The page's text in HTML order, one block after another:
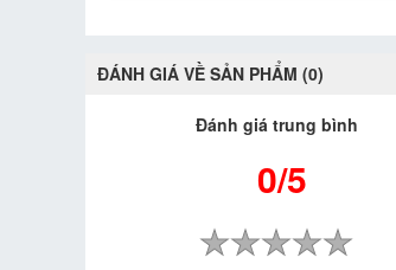
ĐÁNH GIÁ VỀ SẢN PHẨM (0)
Đánh giá trung bình
0/5